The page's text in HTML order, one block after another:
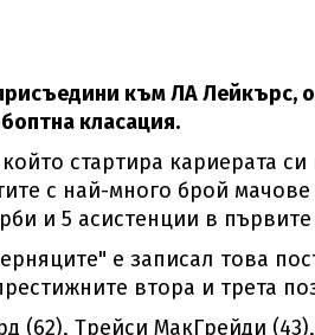
към ЛА Лейкърс,
класация.
стартира кариерата
с най-много брой
и 5 асистенции в
е записал това
втора и трета
(62), Трейси МакГрейди